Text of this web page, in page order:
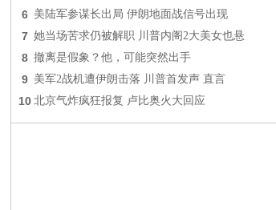
6 美陆军参谋长出局 伊朗地面战信号出现
7 她当场苦求仍被解职 川普内阁2大美女也悬
8 撤离是假象？他，可能突然出手
9 美军2战机遭伊朗击落 川普首发声 直言
10 北京气炸疯狂报复 卢比奥火大回应